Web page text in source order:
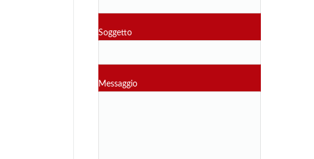
Soggetto
Messaggio